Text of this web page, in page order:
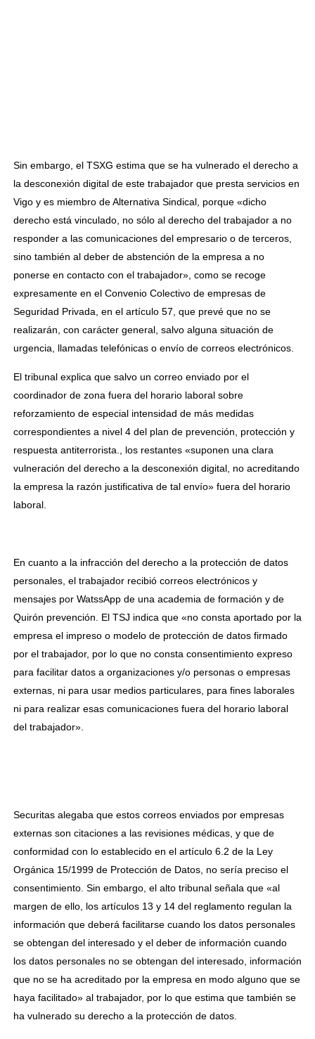
Sin embargo, el TSXG estima que se ha vulnerado el derecho a
la desconexión digital de este trabajador que presta servicios en
Vigo y es miembro de Alternativa Sindical, porque «dicho
derecho está vinculado, no sólo al derecho del trabajador a no
responder a las comunicaciones del empresario o de terceros,
sino también al deber de abstención de la empresa a no
ponerse en contacto con el trabajador», como se recoge
expresamente en el Convenio Colectivo de empresas de
Seguridad Privada, en el artículo 57, que prevé que no se
realizarán, con carácter general, salvo alguna situación de
urgencia, llamadas telefónicas o envío de correos electrónicos.
El tribunal explica que salvo un correo enviado por el
coordinador de zona fuera del horario laboral sobre
reforzamiento de especial intensidad de más medidas
correspondientes a nivel 4 del plan de prevención, protección y
respuesta antiterrorista., los restantes «suponen una clara
vulneración del derecho a la desconexión digital, no acreditando
la empresa la razón justificativa de tal envío» fuera del horario
laboral.
En cuanto a la infracción del derecho a la protección de datos
personales, el trabajador recibió correos electrónicos y
mensajes por WatssApp de una academia de formación y de
Quirón prevención. El TSJ indica que «no consta aportado por la
empresa el impreso o modelo de protección de datos firmado
por el trabajador, por lo que no consta consentimiento expreso
para facilitar datos a organizaciones y/o personas o empresas
externas, ni para usar medios particulares, para fines laborales
ni para realizar esas comunicaciones fuera del horario laboral
del trabajador».
Securitas alegaba que estos correos enviados por empresas
externas son citaciones a las revisiones médicas, y que de
conformidad con lo establecido en el artículo 6.2 de la Ley
Orgánica 15/1999 de Protección de Datos, no sería preciso el
consentimiento. Sin embargo, el alto tribunal señala que «al
margen de ello, los artículos 13 y 14 del reglamento regulan la
información que deberá facilitarse cuando los datos personales
se obtengan del interesado y el deber de información cuando
los datos personales no se obtengan del interesado, información
que no se ha acreditado por la empresa en modo alguno que se
haya facilitado» al trabajador, por lo que estima que también se
ha vulnerado su derecho a la protección de datos.